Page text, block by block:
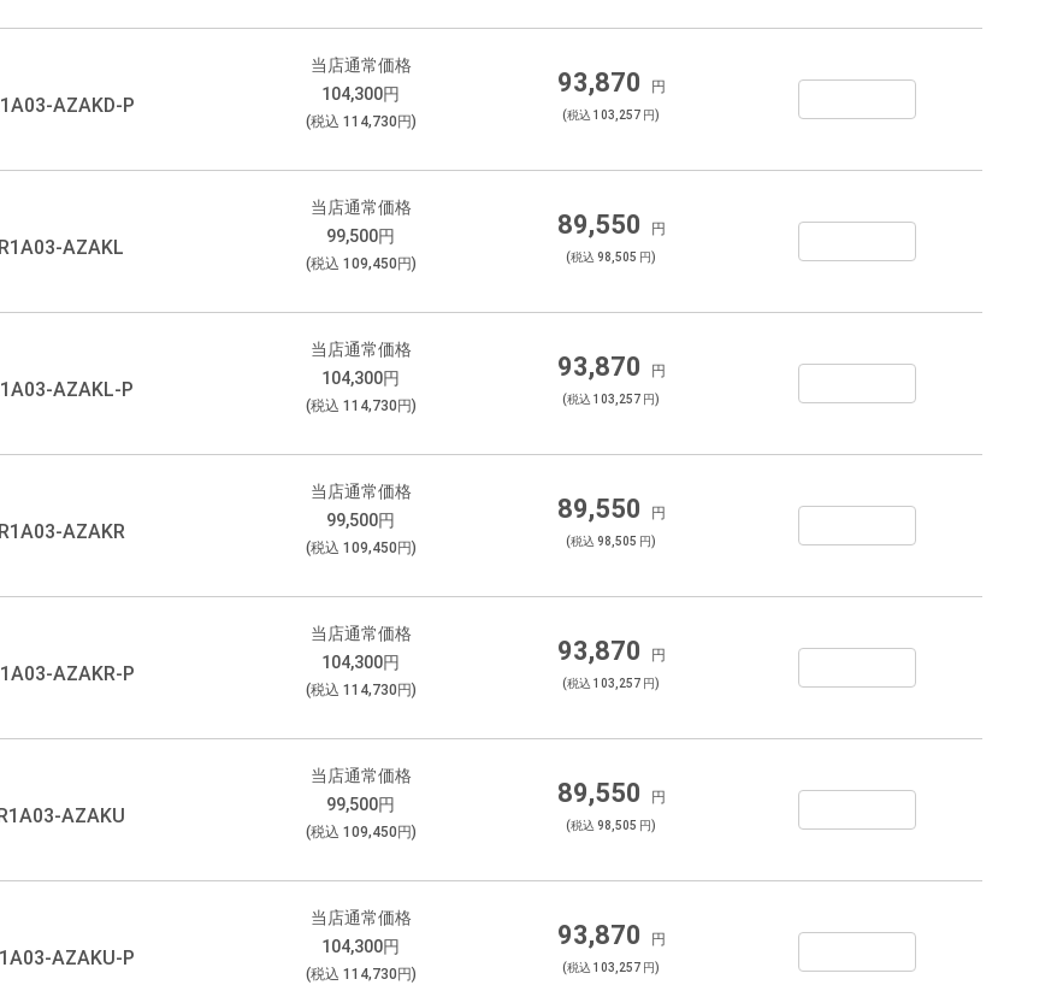
AZAKD-P
当店通常価格
104,300円
(税込 114,730 円)
93,870 円
(税込 103,257 円)
AZAKL
当店通常価格
99,500円
(税込 109,450 円)
89,550 円
(税込 98,505 円)
AZAKL-P
当店通常価格
104,300円
(税込 114,730 円)
93,870 円
(税込 103,257 円)
AZAKR
当店通常価格
99,500円
(税込 109,450 円)
89,550 円
(税込 98,505 円)
AZAKR-P
当店通常価格
104,300円
(税込 114,730 円)
93,870 円
(税込 103,257 円)
AZAKU
当店通常価格
99,500円
(税込 109,450 円)
89,550 円
(税込 98,505 円)
AZAKU-P
当店通常価格
104,300円
(税込 114,730 円)
93,870 円
(税込 103,257 円)